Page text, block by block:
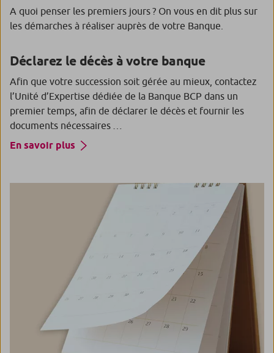
A quoi penser les premiers jours ? On vous en dit plus sur
les démarches à réaliser auprès de votre Banque.
Déclarez le décès à votre banque
Afin que votre succession soit gérée au mieux, contactez
l’Unité d’Expertise dédiée de la Banque BCP dans un
premier temps, afin de déclarer le décès et fournir les
documents nécessaires …
En savoir plus